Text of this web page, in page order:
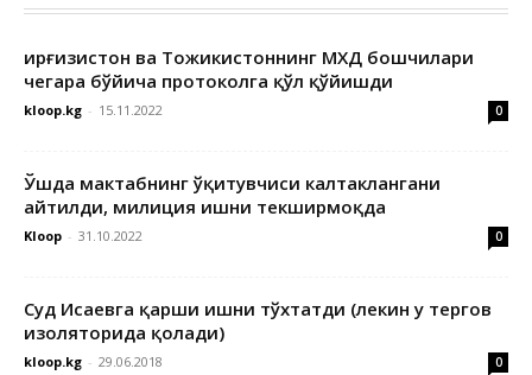
Қирғизистон ва Тожикистоннинг МХДҚ бошчилари
чегара бўйича протоколга қўл қўйишди
kloop.kg - 15.11.2022 0
Ўшда мактабнинг ўқитувчиси калтаклангани
айтилди, милиция ишни текширмоқда
Kloop - 31.10.2022 0
Суд Исаевга қарши ишни тўхтатди (лекин у тергов
изоляторида қолади)
kloop.kg - 29.06.2018 0